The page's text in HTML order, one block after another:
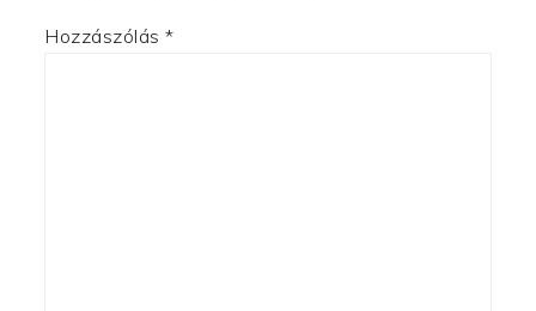
Hozzászólás *